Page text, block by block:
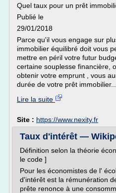
Quel taux pour un prêt
Publié le
29/01/2018
Parce qu'il vous engage sur
immobilier équilibré doit vous
mettre en péril votre futur
certaine souplesse financière,
obtenir votre emprunt , vous
durée de votre prêt immobilier...
Lire la suite
Site : https://www.nexity.fr
Taux d'intérêt —
Définition selon la théorie
le code ]
Pour les économistes de l'
d'intérêt est la rémunération
prête renonce à une